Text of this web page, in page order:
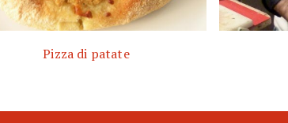
Pizza di patate